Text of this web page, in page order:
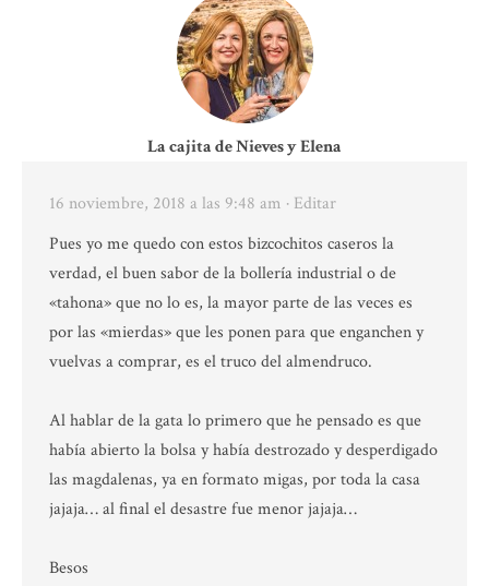
La cajita de Nieves y Elena
16 noviembre, 2018 a las 9:48 am · Editar
Pues yo me quedo con estos bizcochitos caseros la
verdad, el buen sabor de la bollería industrial o de
«tahona» que no lo es, la mayor parte de las veces es
por las «mierdas» que les ponen para que enganchen y
vuelvas a comprar, es el truco del almendruco.
Al hablar de la gata lo primero que he pensado es que
había abierto la bolsa y había destrozado y desperdigado
las magdalenas, ya en formato migas, por toda la casa
jajaja… al final el desastre fue menor jajaja…
Besos